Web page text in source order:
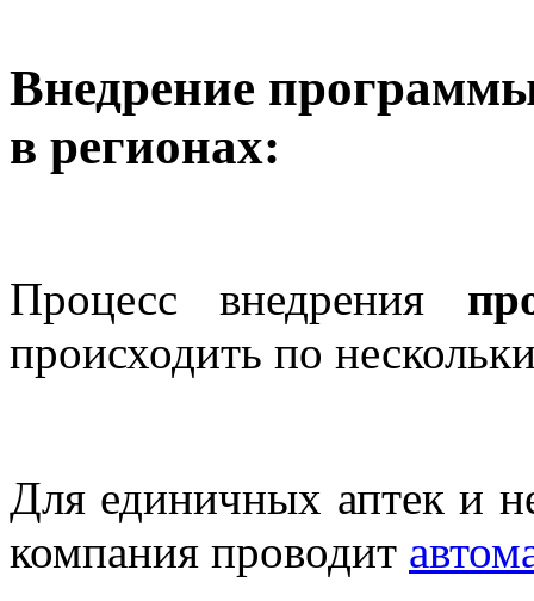
Внедрение
в регионах:
Процесс внедрения
происходить по
Для единичных аптек и
компания проводит